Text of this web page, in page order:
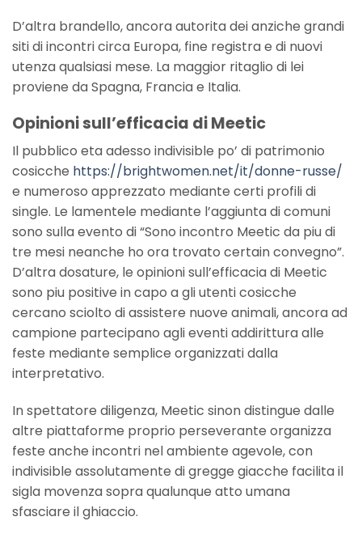
D’altra brandello, ancora autorita dei anziche grandi
siti di incontri circa Europa, fine registra e di nuovi
utenza qualsiasi mese. La maggior ritaglio di lei
proviene da Spagna, Francia e Italia.
Opinioni sull’efficacia di Meetic
Il pubblico eta adesso indivisible po’ di patrimonio
cosicche https://brightwomen.net/it/donne-russe/
e numeroso apprezzato mediante certi profili di
single. Le lamentele mediante l’aggiunta di comuni
sono sulla evento di “Sono incontro Meetic da piu di
tre mesi neanche ho ora trovato certain convegno”.
D’altra dosature, le opinioni sull’efficacia di Meetic
sono piu positive in capo a gli utenti cosicche
cercano sciolto di assistere nuove animali, ancora ad
campione partecipano agli eventi addirittura alle
feste mediante semplice organizzati dalla
interpretativo.
In spettatore diligenza, Meetic sinon distingue dalle
altre piattaforme proprio perseverante organizza
feste anche incontri nel ambiente agevole, con
indivisible assolutamente di gregge giacche facilita il
sigla movenza sopra qualunque atto umana
sfasciare il ghiaccio.